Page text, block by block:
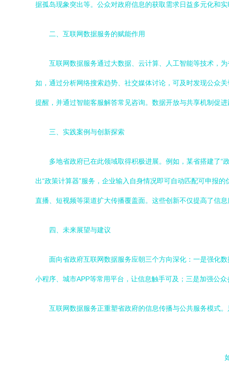
据孤岛现象突出等。公众对政府信息的获取需求日益多元化和
二、互联网数据服务的赋能作用
互联网数据服务通过大数据、云计算、人工智能等技术，
如，通过分析网络搜索趋势、社交媒体讨论，可及时发现公众
提醒，并通过智能客服解答常见咨询。数据开放与共享机制促
三、实践案例与创新探索
多地省政府已在此领域取得积极进展。例如，某省搭建了
出“政策计算器”服务，企业输入自身情况即可自动匹配可申报
直播、短视频等渠道扩大传播覆盖面。这些创新不仅提高了信
四、未来展望与建议
面向省政府互联网数据服务应朝三个方向深化：一是强化
小程序、城市APP等常用平台，让信息触手可及；三是加强公
互联网数据服务正重塑省政府的信息传播与公共服务模式